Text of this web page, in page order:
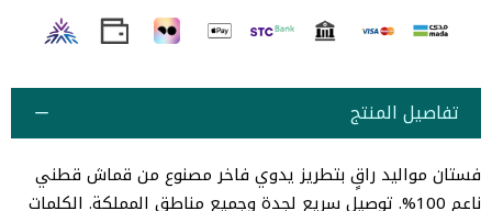
تفاصيل المنتج
فستان مواليد راقٍ بتطريز يدوي فاخر مصنوع من قماش قطني
ناعم 100%. توصيل سريع لجدة وجميع مناطق المملكة. الكلمات